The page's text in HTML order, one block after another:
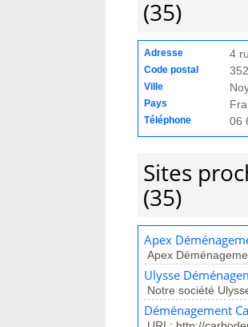
(35)
Adresse 4
Code postal
Ville
Pays
Téléphone 06
Sites
(35)
Apex
Apex
Ulysse
Notre société
Déménagement